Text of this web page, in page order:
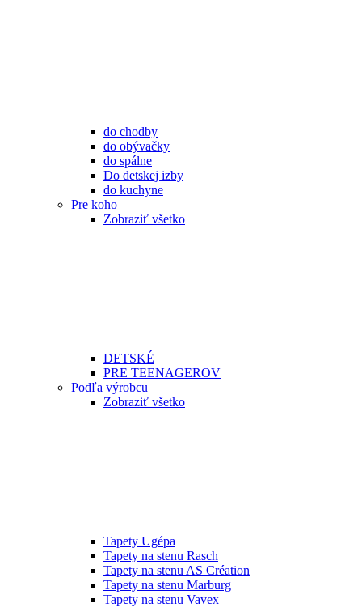
do chodby
do obývačky
do spálne
Do detskej izby
do kuchyne
Pre koho
Zobraziť všetko
DETSKÉ
PRE TEENAGEROV
Podľa výrobcu
Zobraziť všetko
Tapety Ugépa
Tapety na stenu Rasch
Tapety na stenu AS Création
Tapety na stenu Marburg
Tapety na stenu Vavex